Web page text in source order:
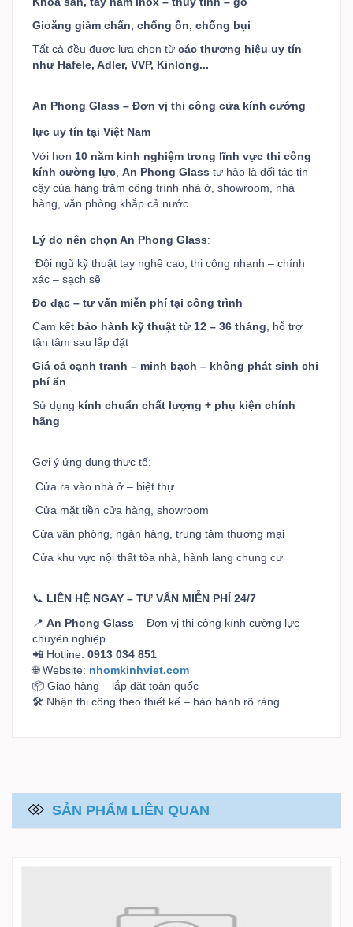
Gioăng giảm chấn, chống ồn, chống bụi
Tất cả đều được lựa chọn từ các thương hiệu uy tín
như Hafele, Adler, VVP, Kinlong...
An Phong Glass – Đơn vị thi công cửa kính cướng
lực uy tín tại Việt Nam
Với hơn 10 năm kinh nghiệm trong lĩnh vực thi công
kính cường lực An Phong Glass tự hào là đối tác tin
cậy của hàng trăm công trình nhà ở, showroom, nhà
hàng, văn phòng khắp cả nước.
Lý do nên chọn An Phong Glass:
Đội ngũ kỹ thuật tay nghề cao, thi công nhanh – chính
xác – sạch sẽ
Đo đạc – tư vấn miễn phí tại công trình
Cam kết bảo hành kỹ thuật từ 12 – 36 tháng , hỗ trợ
tận tâm sau lắp đặt
Giá cả cạnh tranh – minh bạch – không phát sinh chi
phí ẩn
Sử dụng kính chuẩn chất lượng + phụ kiện chính
hãng
Gợi ý ứng dụng thực tế:
Cửa ra vào nhà ở – biệt thự
Cửa mặt tiền cửa hàng, showroom
Cửa văn phòng, ngân hàng, trung tâm thương mại
Cửa khu vực nội thất tòa nhà, hành lang chung cư
📞 LIÊN HỆ NGAY – TƯ VẤN MIỄN PHÍ 24/7
📍 An Phong Glass – Đơn vị thi công kính cường lực
chuyên nghiệp
📲 Hotline: 0913 034 851
🌐 Website: nhomkinhviet.com
📦 Giao hàng – lắp đặt toàn quốc
🛠️ Nhận thi công theo thiết kế – bảo hành rõ ràng
SẢN PHẨM LIÊN QUAN